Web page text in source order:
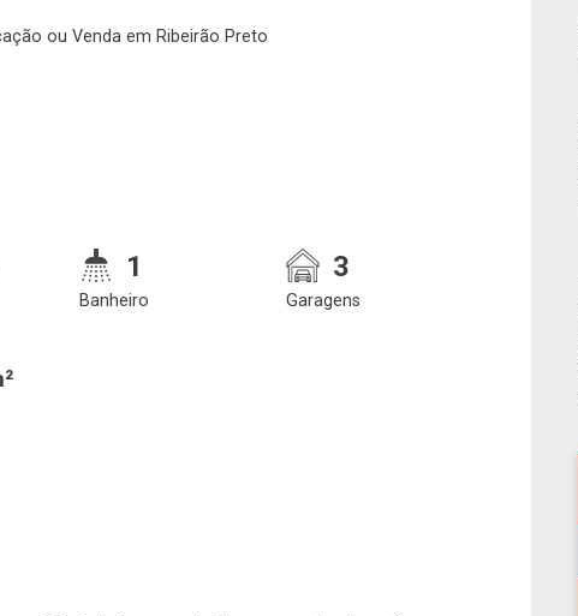
ou Venda em Ribeirão Preto
1
Banheiro
3
Garagens